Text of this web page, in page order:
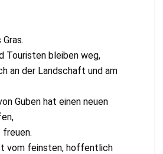
Touristen bleiben weg,
an der Landschaft und am
Guben hat einen neuen
freuen.
vom feinsten, hoffentlich